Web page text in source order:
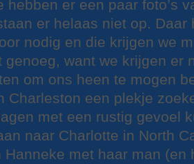
hebben er een paar foto’s
er helaas niet op. Daar
nodig en die krijgen we
genoeg, want we krijgen er
om ons heen te mogen
Charleston een plekje
met een rustig gevoel
naar Charlotte in North
Hanneke met haar man (en